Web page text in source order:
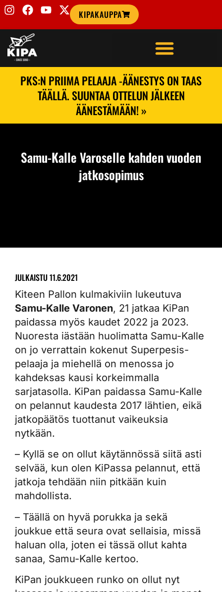
KIPAKAUPPA
PKS:N PRIIMA PELAAJA -ÄÄNESTYS ON TAAS
TÄÄLLÄ. SUUNTAA OTTELUN JÄLKEEN
ÄÄNESTÄMÄÄN! »
Samu-Kalle Varoselle kahden vuoden
jatkosopimus
JULKAISTU11.6.2021
Kiteen Pallon kulmakiviin lukeutuva
Samu-Kalle Varonen, 21 jatkaa KiPan
paidassa myös kaudet 2022 ja 2023.
Nuoresta iästään huolimatta Samu-Kalle
on jo verrattain kokenut Superpesis-
pelaaja ja miehellä on menossa jo
kahdeksas kausi korkeimmalla
sarjatasolla. KiPan paidassa Samu-Kalle
on pelannut kaudesta 2017 lähtien, eikä
jatkopäätös tuottanut vaikeuksia
nytkään.
– Kyllä se on ollut käytännössä siitä asti
selvää, kun olen KiPassa pelannut, että
jatkoja tehdään niin pitkään kuin
mahdollista.
– Täällä on hyvä porukka ja sekä
joukkue että seura ovat sellaisia, missä
haluan olla, joten ei tässä ollut kahta
sanaa, Samu-Kalle kertoo.
KiPan joukkueen runko on ollut nyt